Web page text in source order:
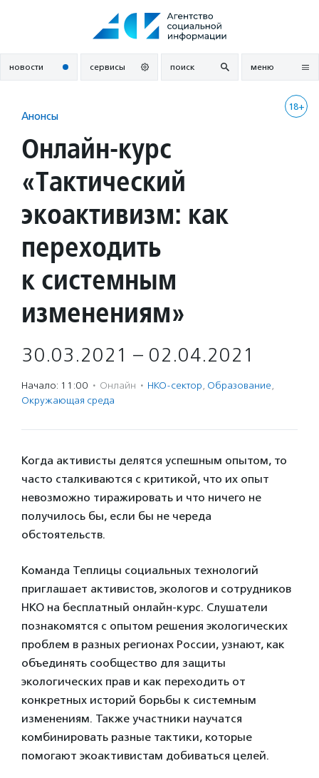
новости сервисы поиск меню
18+
Анонсы
Онлайн-курс
«Тактический
экоактивизм: как
переходить
к системным
изменениям»
30.03.2021 – 02.04.2021
Начало: 11:00 · Онлайн · НКО-сектор, Образование,
Окружающая среда
Когда активисты делятся успешным опытом, то
часто сталкиваются с критикой, что их опыт
невозможно тиражировать и что ничего не
получилось бы, если бы не череда
обстоятельств.
Команда Теплицы социальных технологий
приглашает активистов, экологов и сотрудников
НКО на бесплатный онлайн-курс. Слушатели
познакомятся с опытом решения экологических
проблем в разных регионах России, узнают, как
объединять сообщество для защиты
экологических прав и как переходить от
конкретных историй борьбы к системным
изменениям. Также участники научатся
комбинировать разные тактики, которые
помогают экоактивистам добиваться целей.